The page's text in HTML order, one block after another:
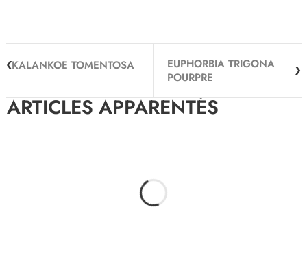
KALANKOE TOMENTOSA
EUPHORBIA TRIGONA
POURPRE
ARTICLES APPARENTÉS